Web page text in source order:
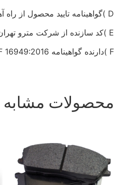
D )گواهینامه تایید محصول از راه آهن جمهوری اسلامی ایران
E )کد سازنده از شرکت مترو تهران
F )دارنده گواهینامه ISO9001:2015 & IATF 16949:2016
محصولات مشابه